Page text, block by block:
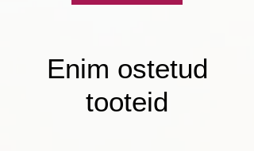
Enim ostetud
tooteid